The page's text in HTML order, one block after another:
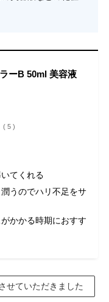
ーB 50ml 美容液
( 5 )
てくれる
うのでハリ不足をサ
かかる時期におすす
せていただきました